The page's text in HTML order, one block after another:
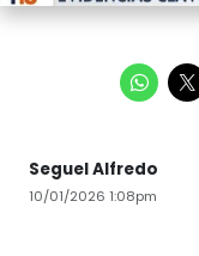
Seguel Alfredo
10/01/2026 1:08pm